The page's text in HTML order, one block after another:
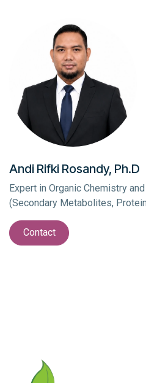
Andi Rifki Rosandy, Ph.D
Expert in Organic Chemistry
(Secondary Metabolites,
Contact